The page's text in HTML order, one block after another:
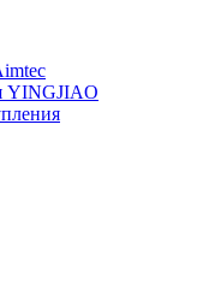
YINGJIAO